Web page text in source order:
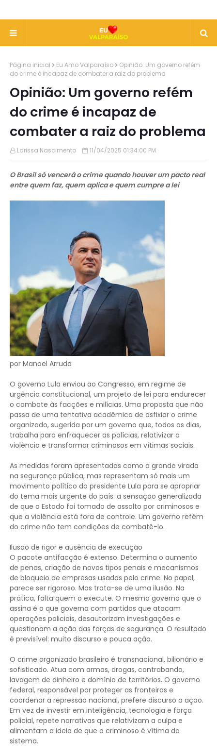
Página inicial Eu Amo Valparaíso
Opinião: Um governo refém
do crime é incapaz de combater a raiz do problema
Opinião: Um governo refém
do crime é incapaz de
combater a raiz do problema
Larissa Nascimento 11/04/2025 01:34:00 PM
O Brasil só vencerá o crime quando houver um pacto real
entre quem faz, quem aplica e quem cumpre a lei
por Manoel Arruda
O governo Lula enviou ao Congresso, em regime de
urgência constitucional, um projeto de lei para endurecer
o combate às facções e milícias. Uma proposta que não
passa de uma tentativa acadêmica de asfixiar o crime
organizado, sugerida por um governo que, todos os dias,
trabalha para enfraquecer as polícias, relativizar a
violência e transformar criminosos em vítimas sociais.
As medidas foram apresentadas como a grande virada
na segurança pública, mas representam só mais um
movimento político do presidente Lula para se apropriar
do tema mais urgente do país: a sensação generalizada
de que o Estado foi tomado de assalto por criminosos e
que a violência está fora de controle. Um governo refém
do crime não tem condições de combatê-lo.
Ilusão de rigor e ausência de execução
O pacote antifacção é extenso. Determina o aumento
de penas, criação de novos tipos penais e mecanismos
de bloqueio de empresas usadas pelo crime. No papel,
parece ser rigoroso. Mas trata-se de uma ilusão. Na
prática, falta quem o execute. O mesmo governo que o
assina é o que governa com partidos que atacam
operações policiais, desautorizam investigações e
questionam a ação das forças de segurança. O resultado
é previsível: muito discurso e pouca ação.
O crime organizado brasileiro é transnacional, bilionário e
sofisticado. Atua com armas, drogas, contrabando,
lavagem de dinheiro e domínio de territórios. O governo
federal, responsável por proteger as fronteiras e
coordenar a repressão nacional, prefere discurso a ação.
Em vez de investir em inteligência, tecnologia e força
policial, repete narrativas que relativizam a culpa e
alimentam a ideia de que o criminoso é vítima do
sistema.